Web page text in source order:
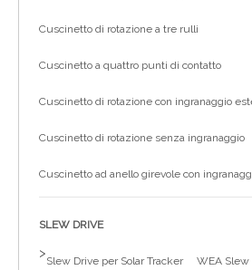
Cuscinetto di rotazione a tre rulli
Cuscinetto a quattro punti di contatto
Cuscinetto di rotazione con ingranaggio
Cuscinetto di rotazione senza ingranaggio
Cuscinetto ad anello girevole con
SLEW DRIVE
>
Slew Drive per Solar Tracker WEA Slew